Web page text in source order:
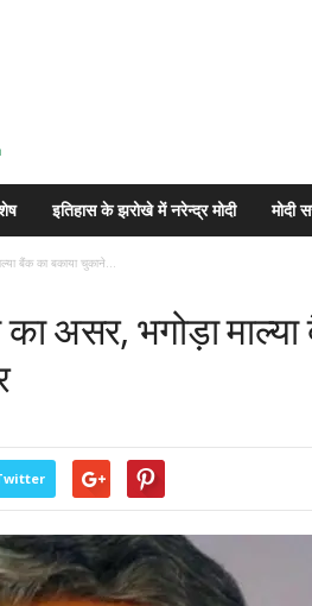
इतिहास के झरोखे में नरेन्द्र मोदी मोदी
बैंक का बकाया चुकाने...
असर, भगोड़ा